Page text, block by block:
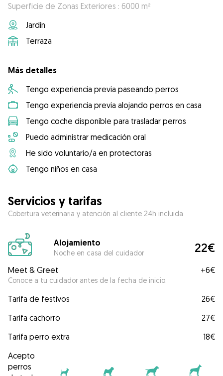
Superficie de Zonas Exteriores : 6000 m²
Jardín
Terraza
Más detalles
Tengo experiencia previa paseando perros
Tengo experiencia previa alojando perros en casa
Tengo coche disponible para trasladar perros
Puedo administrar medicación oral
He sido voluntario/a en protectoras
Tengo niños en casa
Servicios y tarifas
Cobertura veterinaria y atención al cliente 24h incluida
Alojamiento
Noche en casa del cuidador 22€
Meet & Greet
Conoce a tu cuidador antes de la fecha de inicio.
+6€
Tarifa de festivos
26€
Tarifa cachorro
27€
Tarifa perro extra
18€
Acepto
perros